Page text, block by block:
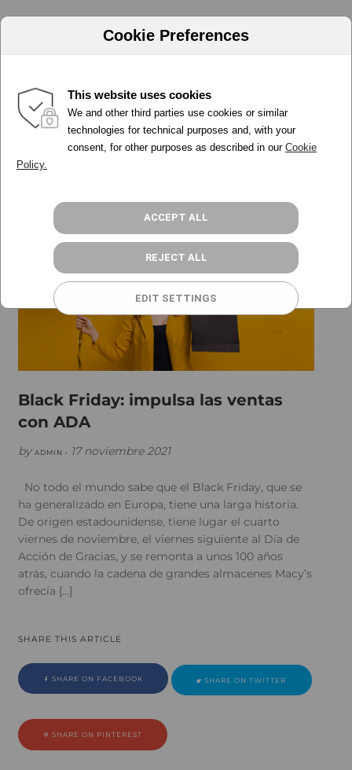
PORQUÉ ADA
HERRAMIENTAS
PRECIOS
RECURSOS
REGÍSTRATE GRATIS
Partners
Black Friday: impulsa las ventas
con ADA
by ADMIN • 17 noviembre 2021
No todo el mundo sabe que el Black Friday, que se
ha generalizado en Europa, tiene una larga historia.
De origen estadounidense, tiene lugar el cuarto
viernes de noviembre, el viernes siguiente al Día de
Acción de Gracias, y se remonta a unos 100 años
atrás, cuando la cadena de grandes almacenes Macy’s
ofrecía […]
SHARE THIS ARTICLE
SHARE ON FACEBOOK SHARE ON TWITTER
SHARE ON PINTEREST
Cookie Preferences
This website uses cookies
We and other third parties use cookies or similar
technologies for technical purposes and, with your
consent, for other purposes as described in our Cookie
Policy.
ACCEPT ALL
REJECT ALL
EDIT SETTINGS